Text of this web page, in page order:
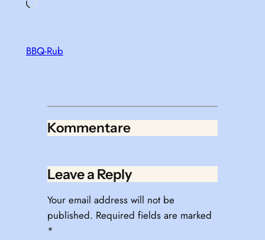
Loading…
BBQ-Rub
Kommentare
Leave a Reply
Your email address will not be
published. Required fields are marked
*